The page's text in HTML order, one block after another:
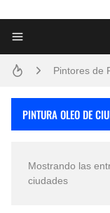
Pintores de
PINTURA OLEO DE
Mostrando las
ciudades